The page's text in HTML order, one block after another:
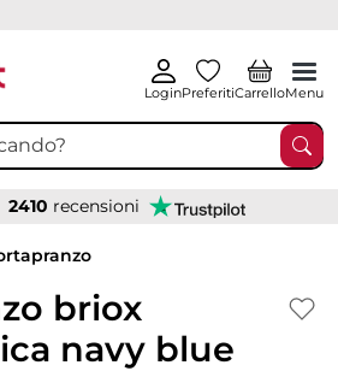
LoginPreferitiCarrelloMenu
2410 recensioni
briox
navy blue